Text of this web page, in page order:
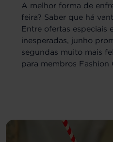
A melhor forma de
feira? Saber que há
Entre ofertas especiais
inesperadas, junho
segundas muito mais
para membros Fashion